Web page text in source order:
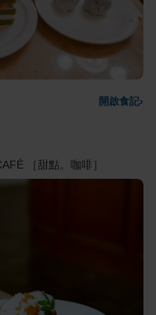
開啟食記›
［甜點。咖啡］